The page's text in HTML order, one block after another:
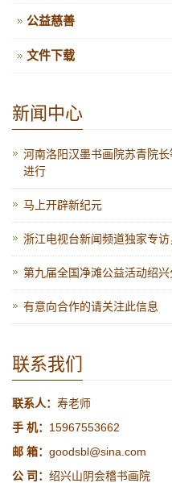
公益慈善
文件下载
新闻中心
河南洛阳汉墨书画院苏青院
进行
马上开辟新纪元
浙江电视台新闻频道独家专访
第九届全国净滩公益活动绍
有意向合作的请关注此信息
联系我们
联系人： 寿老师
手 机： 15967553662
邮 箱： goodsbl@sina.com
公 司： 绍兴山阴会稽书画院